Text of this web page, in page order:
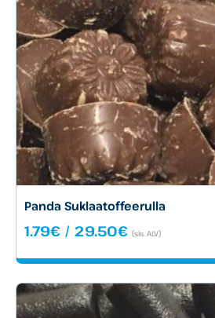
Panda Suklaatoffeerulla
1.79€ / 29.50€Hintaluokka:
-
(sis. ALV)